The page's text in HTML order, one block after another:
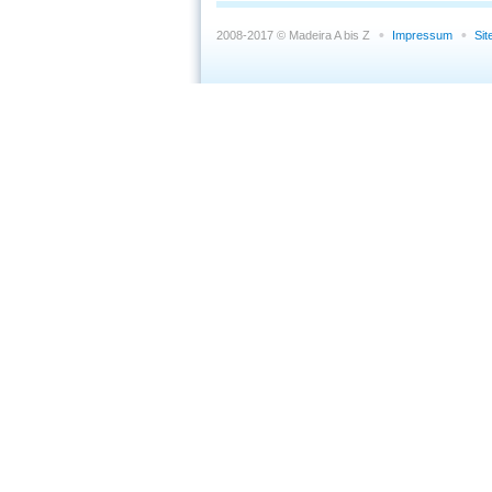
2008-2017 © Madeira A bis Z Impressum